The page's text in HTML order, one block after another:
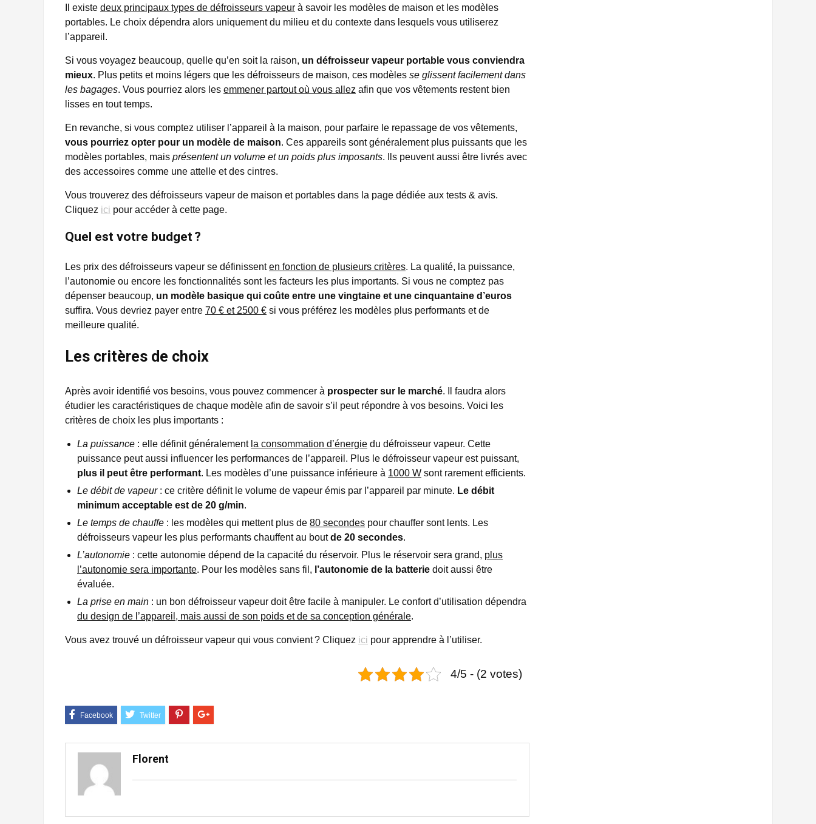
Il existe deux principaux types de défroisseurs vapeur à savoir les modèles de maison et les modèles
portables. Le choix dépendra alors uniquement du milieu et du contexte dans lesquels vous utiliserez
l’appareil.
Si vous voyagez beaucoup, quelle qu’en soit la raison, un défroisseur vapeur portable vous conviendra
mieux. Plus petits et moins légers que les défroisseurs de maison, ces modèles se glissent facilement dans
les bagages. Vous pourriez alors les emmener partout où vous allez afin que vos vêtements restent bien
lisses en tout temps.
En revanche, si vous comptez utiliser l’appareil à la maison, pour parfaire le repassage de vos vêtements,
vous pourriez opter pour un modèle de maison. Ces appareils sont généralement plus puissants que les
modèles portables, mais présentent un volume et un poids plus imposants. Ils peuvent aussi être livrés avec
des accessoires comme une attelle et des cintres.
Vous trouverez des défroisseurs vapeur de maison et portables dans la page dédiée aux tests & avis.
Cliquez ici pour accéder à cette page.
Quel est votre budget ?
Les prix des défroisseurs vapeur se définissenten fonction de plusieurs critères. La qualité, la puissance,
l’autonomie ou encore les fonctionnalités sont les facteurs les plus importants. Si vous ne comptez pas
dépenser beaucoup, un modèle basique qui coûte entre une vingtaine et une cinquantaine d’euros
suffira. Vous devriez payer entre 70 € et 2500 € si vous préférez les modèles plus performants et de
meilleure qualité.
Les critères de choix
Après avoir identifié vos besoins, vous pouvez commencer à prospecter sur le marché. Il faudra alors
étudier les caractéristiques de chaque modèle afin de savoir s’il peut répondre à vos besoins. Voici les
critères de choix les plus importants :
La puissance : elle définit généralement la consommation d’énergie du défroisseur vapeur. Cette
puissance peut aussi influencer les performances de l’appareil. Plus le défroisseur vapeur est puissant,
plus il peut être performant. Les modèles d’une puissance inférieure à 1000 W sont rarement efficients.
Le débit de vapeur: ce critère définit le volume de vapeur émis par l’appareil par minute. Le débit
minimum acceptable est de 20 g/min.
Le temps de chauffe : les modèles qui mettent plus de 80 secondes pour chauffer sont lents. Les
défroisseurs vapeur les plus performants chauffent au boutde 20 secondes.
L’autonomie : cette autonomie dépend de la capacité du réservoir. Plus le réservoir sera grand, plus
l’autonomie sera importante. Pour les modèles sans fil, l’autonomie de la batterie doit aussi être
évaluée.
La prise en main : un bon défroisseur vapeur doit être facile à manipuler. Le confort d’utilisation dépendra
du design de l’appareil, mais aussi de son poids et de sa conception générale.
Vous avez trouvé un défroisseur vapeur qui vous convient ? Cliquez ici pour apprendre à l’utiliser.
4/5 - (2 votes)
Florent